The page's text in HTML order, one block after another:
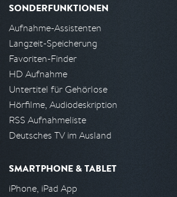
SONDERFUNKTIONEN
Aufnahme-Assistenten
Langzeit-Speicherung
Favoriten-Finder
HD Aufnahme
Untertitel für Gehörlose
Hörfilme, Audiodeskription
RSS Aufnahmeliste
Deutsches TV im Ausland
SMARTPHONE & TABLET
iPhone, iPad App